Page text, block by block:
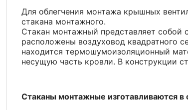
Для облегчения монтажа крышных
стакана монтажного.
Стакан монтажный представляет
расположены воздуховод квадратного
находится термошумоизоляционный
несущую часть кровли. В конструкции
Стаканы монтажные изготавливаются